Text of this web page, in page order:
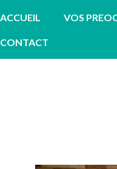
ACCUEIL VOS
CONTACT